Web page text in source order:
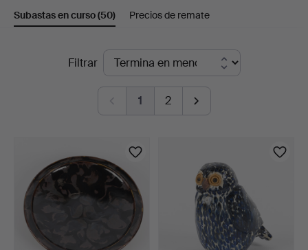
Auktionsverk
Subastas en curso(50) Precios de remate
SubastasFiltrar
1 2